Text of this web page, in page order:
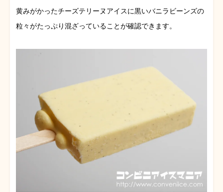
黄みがかったチーズテリーヌアイスに黒いバニラビーンズの
粒々がたっぷり混ざっていることが確認できます。